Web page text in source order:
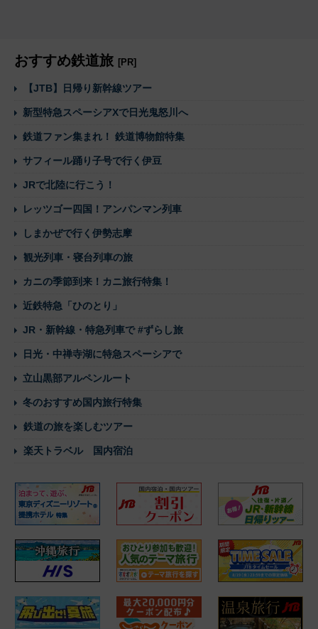
おすすめ鉄道旅 [PR]
【JTB】日帰り新幹線ツアー
新型特急スペーシアXで日光鬼怒川へ
鉄道ファン集まれ！ 鉄道博物館特集
サフィール踊り子号で行く伊豆
JRで北陸に行こう！
レッツゴー四国！アンパンマン列車
しまかぜで行く伊勢志摩
観光列車・寝台列車の旅
カニの季節到来！カニ旅行特集！
近鉄特急「ひのとり」
JR・新幹線・特急列車で #ずらし旅
日光・中禅寺湖に特急スペーシアで
立山黒部アルペンルート
冬のおすすめ国内旅行特集
鉄道の旅を楽しむツアー
楽天トラベル 国内宿泊